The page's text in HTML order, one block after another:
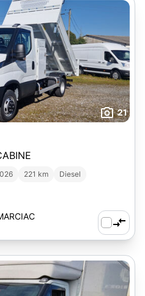
21
221 km
Diesel